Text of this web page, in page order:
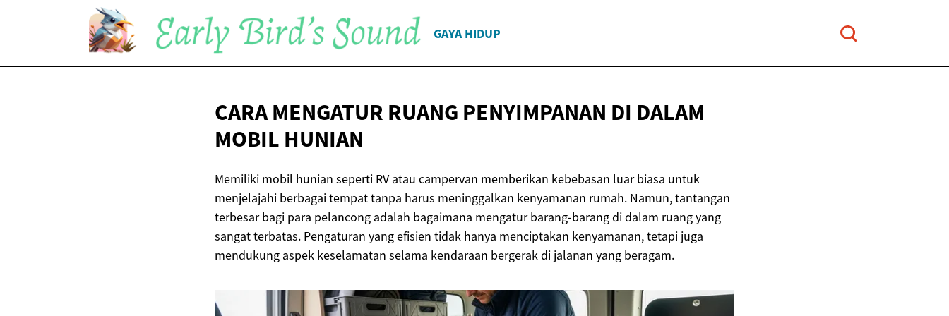
GAYA HIDUP
CARA MENGATUR RUANG PENYIMPANAN DI DALAM
MOBIL HUNIAN
Memiliki mobil hunian seperti RV atau campervan memberikan kebebasan luar biasa untuk
menjelajahi berbagai tempat tanpa harus meninggalkan kenyamanan rumah. Namun, tantangan
terbesar bagi para pelancong adalah bagaimana mengatur barang-barang di dalam ruang yang
sangat terbatas. Pengaturan yang efisien tidak hanya menciptakan kenyamanan, tetapi juga
mendukung aspek keselamatan selama kendaraan bergerak di jalanan yang beragam.